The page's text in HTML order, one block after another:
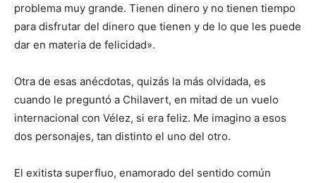
problema muy grande. Tienen dinero y no tienen tiempo
para disfrutar del dinero que tienen y de lo que les puede
dar en materia de felicidad».
Otra de esas anécdotas, quizás la más olvidada, es
cuando le preguntó a Chilavert, en mitad de un vuelo
internacional con Vélez, si era feliz. Me imagino a esos
dos personajes, tan distinto el uno del otro.
El exitista superfluo, enamorado del sentido común